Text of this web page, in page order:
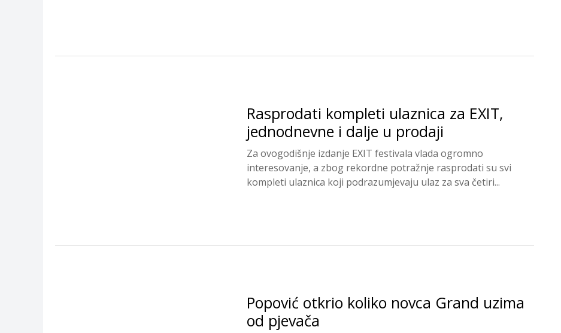
Rasprodati kompleti ulaznica za EXIT,
jednodnevne i dalje u prodaji
Za ovogodišnje izdanje EXIT festivala vlada ogromno
interesovanje, a zbog rekordne potražnje rasprodati su svi
kompleti ulaznica koji podrazumjevaju ulaz za sva četiri...
Popović otkrio koliko novca Grand uzima
od pjevača